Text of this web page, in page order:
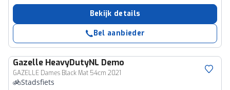
Bekijk details
Bel aanbieder
Gazelle HeavyDutyNL Demo
GAZELLE Dames Black Mat 54cm 2021
Stadsfiets